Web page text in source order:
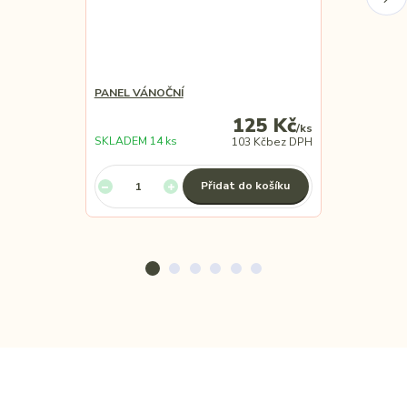
PANEL VÁNOČNÍ
125 Kč/ks
103 Kčbez DPH
SKLADEM 14 ks
Přidat do košíku